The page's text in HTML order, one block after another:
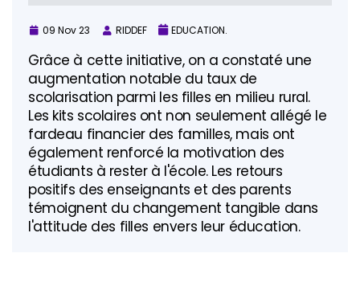
09 Nov 23 RIDDEF EDUCATION.
Grâce à cette initiative, on a constaté une
augmentation notable du taux de
scolarisation parmi les filles en milieu rural.
Les kits scolaires ont non seulement allégé le
fardeau financier des familles, mais ont
également renforcé la motivation des
étudiants à rester à l'école. Les retours
positifs des enseignants et des parents
témoignent du changement tangible dans
l'attitude des filles envers leur éducation.